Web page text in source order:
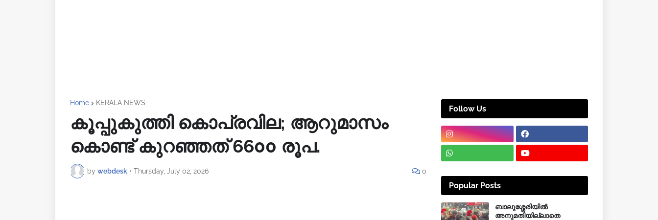
Home KERALA NEWS
കൂപ്പുകുത്തി കൊപ്രവില; ആറുമാസം
കൊണ്ട് കുറഞ്ഞത് 6600 രൂപ.
by webdesk • Thursday, July 02, 2026 0
Follow Us
Popular Posts
ബാലുശ്ശേരിയിൽ
അനുമതിയില്ലാതെ